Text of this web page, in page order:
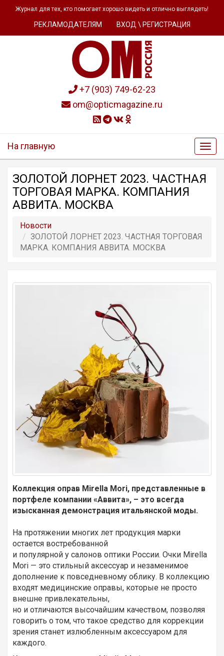
Журнал для тех, кто помогает хорошо видеть и отлично выглядеть!
РЕКЛАМОДАТЕЛЯМ ВХОД \ РЕГИСТРАЦИЯ
+7 (903) 749-62-23
om@opticmagazine.ru
На главную
ЗОЛОТОЙ ЛОРНЕТ 2023. ЧАСТНАЯ
ТОРГОВАЯ МАРКА. КОМПАНИЯ
АВВИТА. МОСКВА
Новости
ЗОЛОТОЙ ЛОРНЕТ 2023. ЧАСТНАЯ ТОРГОВАЯ
МАРКА. КОМПАНИЯ АВВИТА. МОСКВА
Коллекция оправ Mirella Mori, представленные в
портфеле компании «Аввита», – это всегда
изысканная демонстрация итальянской моды.
На протяжении многих лет продукция марки
остается востребованной
и популярной у салонов оптики России. Очки Mirella
Mori — это стильный аксессуар и незаменимое
дополнение к повседневному облику. В коллекцию
входят медицинские оправы, которые не просто
внешне привлекательны,
но и отличаются высочайшим качеством, позволяя
говорить о том, что такое средство для коррекции
зрения станет излюбленным аксессуаром для
каждого.